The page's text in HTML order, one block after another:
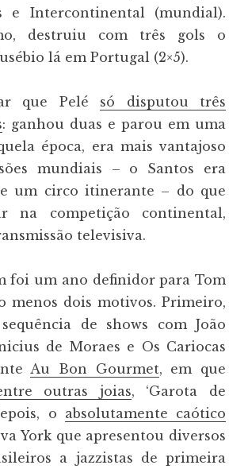
e Intercontinental (mundial).
destruiu com três gols o
lá em Portugal (2×5).
que Pelé só disputou três
: ganhou duas e parou em uma
época, era mais vantajoso
mundiais – o Santos era
um circo itinerante – do que
na competição continental,
televisiva.
foi um ano definidor para Tom
menos dois motivos. Primeiro,
de shows com João
de Moraes e Os Cariocas
Au Bon Gourmet, em que
outras joias, ‘Garota de
o absolutamente caótico
York que apresentou diversos
a jazzistas de primeira